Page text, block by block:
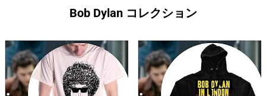
Bob Dylan コレクション